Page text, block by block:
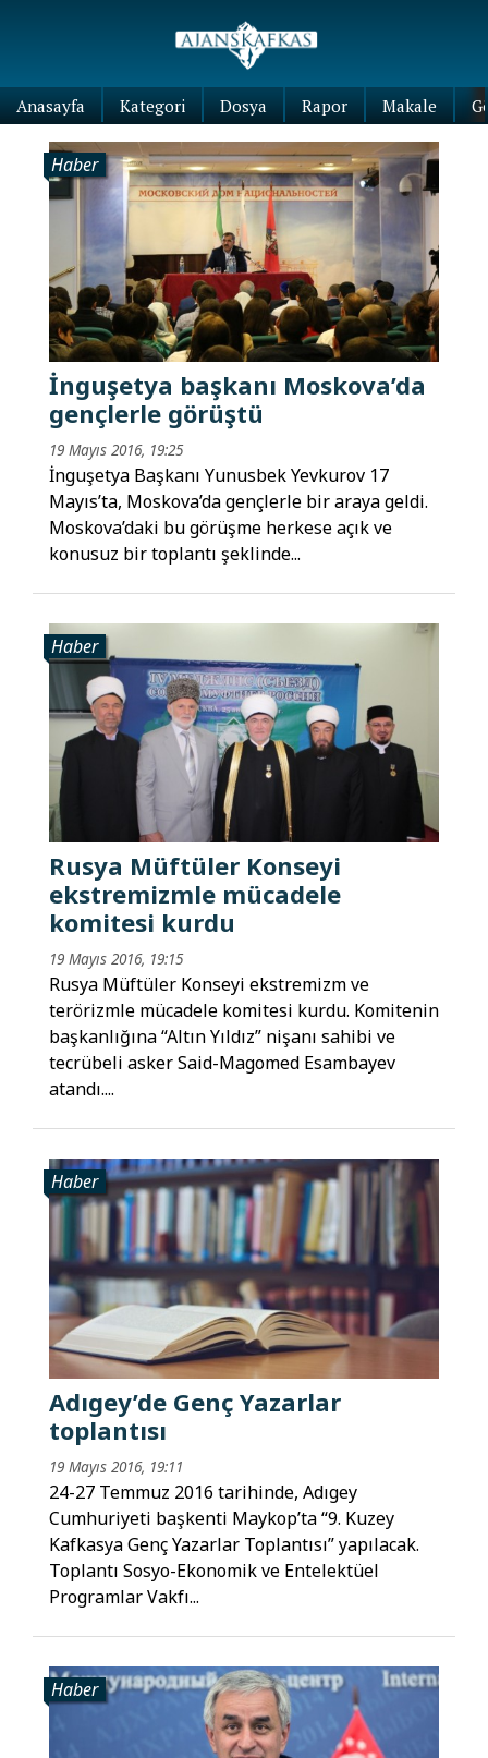
Anasayfa Kategori Dosya Rapor Makale
Haber
İnguşetya başkanı Moskova’da
gençlerle görüştü
19 Mayıs 2016, 19:25
İnguşetya Başkanı Yunusbek Yevkurov 17
Mayıs’ta, Moskova’da gençlerle bir araya geldi.
Moskova’daki bu görüşme herkese açık ve
konusuz bir toplantı şeklinde...
Haber
Rusya Müftüler Konseyi
ekstremizmle mücadele
komitesi kurdu
19 Mayıs 2016, 19:15
Rusya Müftüler Konseyi ekstremizm ve
terörizmle mücadele komitesi kurdu. Komitenin
başkanlığına “Altın Yıldız” nişanı sahibi ve
tecrübeli asker Said-Magomed Esambayev
atandı....
Haber
Adıgey’de Genç Yazarlar
toplantısı
19 Mayıs 2016, 19:11
24-27 Temmuz 2016 tarihinde, Adıgey
Cumhuriyeti başkenti Maykop’ta “9. Kuzey
Kafkasya Genç Yazarlar Toplantısı” yapılacak.
Toplantı Sosyo-Ekonomik ve Entelektüel
Programlar Vakfı...
Haber